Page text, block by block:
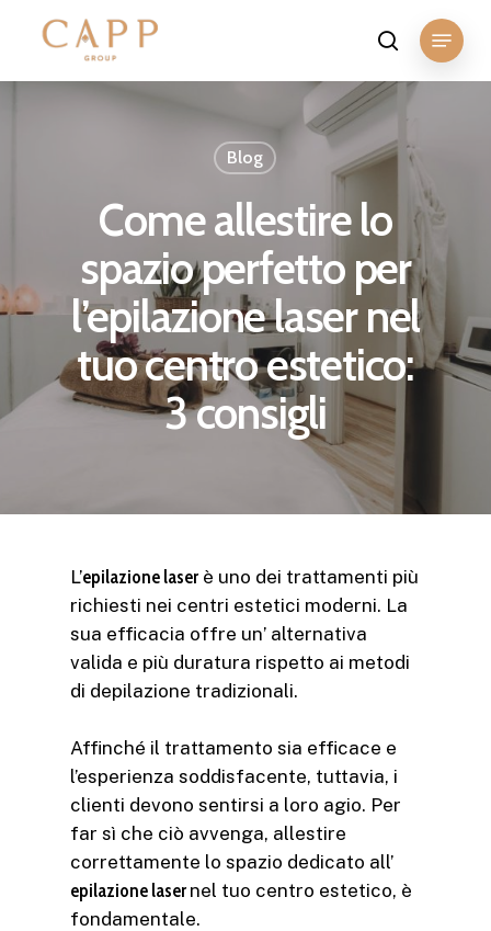
search
Menu
Blog
Come allestire lo
spazio perfetto per
l’epilazione laser nel
tuo centro estetico:
3 consigli
L’epilazione laser è uno dei trattamenti più
richiesti nei centri estetici moderni. La
sua efficacia offre un’ alternativa
valida e più duratura rispetto ai metodi
di depilazione tradizionali.
Affinché il trattamento sia efficace e
l’esperienza soddisfacente, tuttavia, i
clienti devono sentirsi a loro agio. Per
far sì che ciò avvenga, allestire
correttamente lo spazio dedicato all’
epilazione laser nel tuo centro estetico, è
fondamentale.
Close